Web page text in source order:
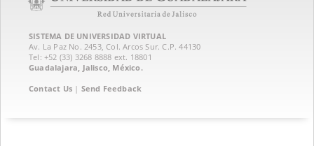
SISTEMA DE UNIVERSIDAD VIRTUAL
Av. La Paz No. 2453, Col. Arcos Sur. C.P. 44130
Tel: +52 (33) 3268 8888‏ ext. 18801
Guadalajara, Jalisco, México.
Contact Us | Send Feedback